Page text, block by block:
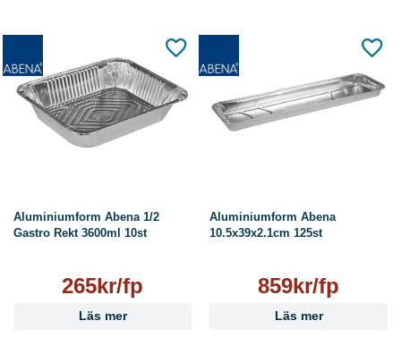
Aluminiumform Abena 1/2
Gastro Rekt 3600ml 10st
265kr/fp
Läs mer
Aluminiumform Abena
10.5x39x2.1cm 125st
859kr/fp
Läs mer